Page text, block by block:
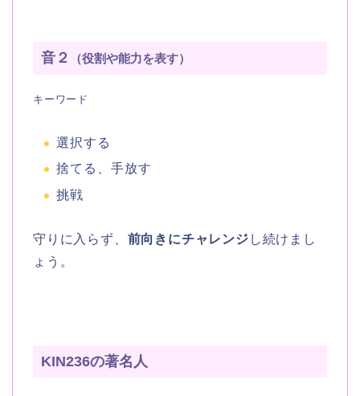
音２ （役割や能力を表す）
キーワード
選択する
捨てる、手放す
挑戦
守りに入らず、 前向きにチャレンジ し続けまし
ょう。
KIN236の著名人